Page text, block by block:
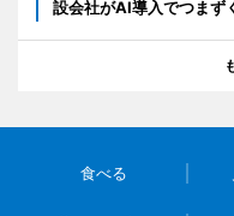
設会社がAI導入でつまず
食べる